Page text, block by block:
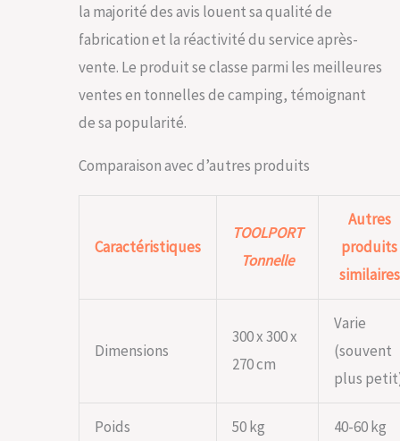
sol, outils de
instructions de
montage faciles à
la majorité des avis louent sa qualité de
fabrication et la réactivité du service après-
vente. Le produit se classe parmi les meilleures
ventes en tonnelles de camping, témoignant
de sa popularité.
Comparaison avec d’autres produits
Caractéristiques
TOOLPORT
Tonnelle
Autres
produits
similaires
Dimensions
300 x 300 x
270 cm
Varie
(souvent
plus
Poids 50 kg 40-60 kg